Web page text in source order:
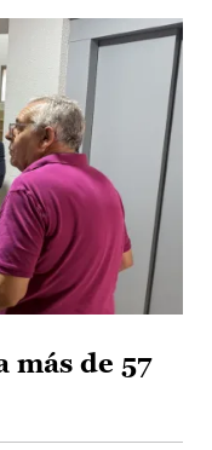
más de 57